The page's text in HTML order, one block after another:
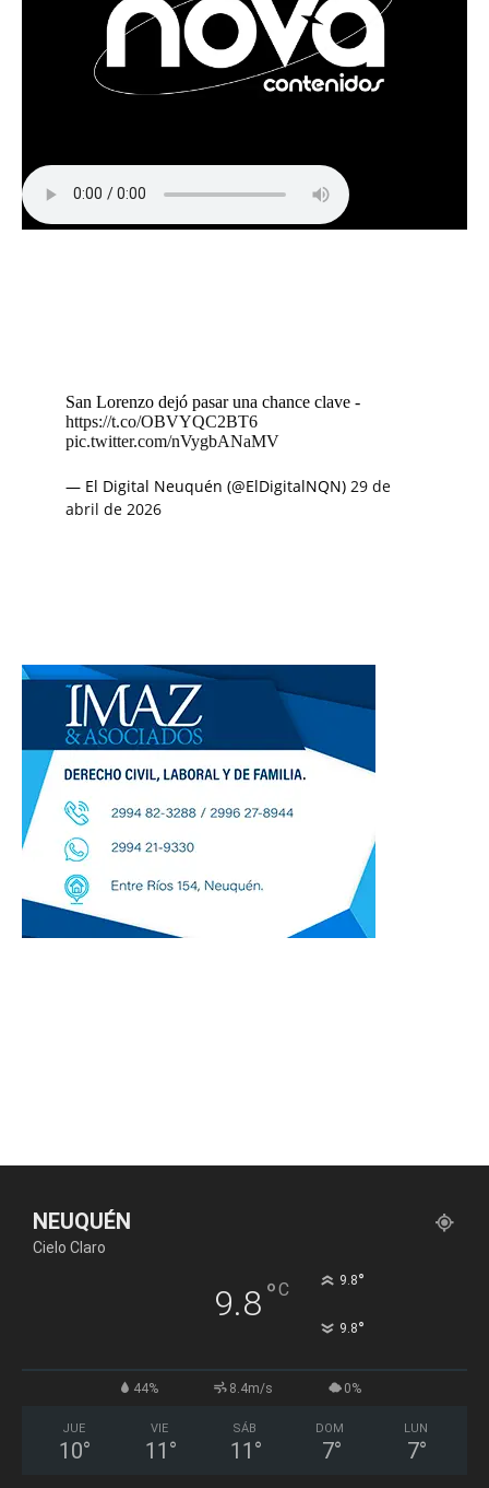
San Lorenzo dejó pasar una chance clave -
https://t.co/OBVYQC2BT6
pic.twitter.com/nVygbANaMV
— El Digital Neuquén (@ElDigitalNQN) 29 de
abril de 2026
NEUQUÉN
Cielo Claro
9.8°C 9.8°
9.8°
44% 8.4m/s 0%
JUE
10°
VIE
11 °
SÁB
11 °
DOM
7°
LUN
7°